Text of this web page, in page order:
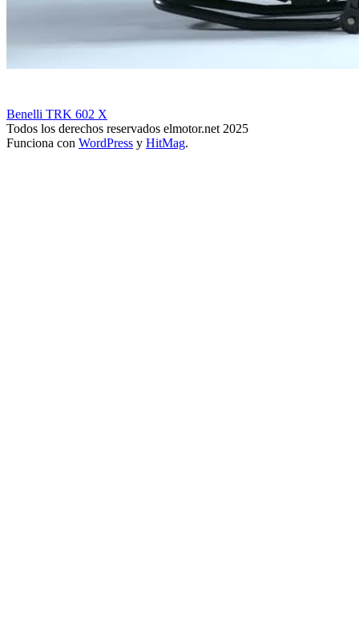
Benelli TRK 602 X
Todos los derechos reservados elmotor.net 2025
Funciona con WordPress y HitMag.